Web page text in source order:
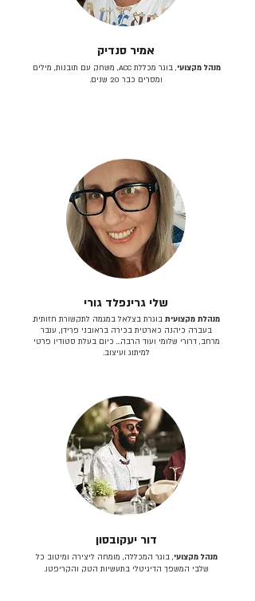
אמיר סנדיק
מנהל מקצועי
, בוגר מכללת ACC, משחק עם תובנות, מילים
ומסרים כבר 20 שנים.
שלי גרינפלד גורי
מנהלת מקצועית בוגרת בצלאל במגמה לתקשורת חזותית.
בעברה כיהנה כארטית בכירה בראובני פרידן, ענבר
מרחב, דרורי שלומי ועוד הרבה… כיום בעלת סטודיו פרטי
למיתוג ועיצוב.
דור יעקובסון
מנהל מקצועי, בוגר המכללה, מומחה ליצירה ומיטוב כל
שלבי המשפך הדיגיטלי בתעשיות הטק והקריפטו.